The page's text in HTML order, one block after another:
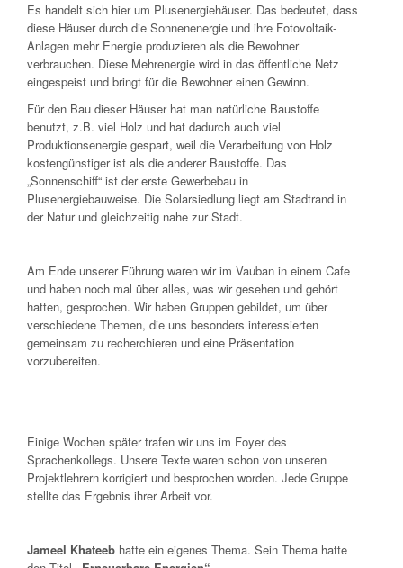
Es handelt sich hier um Plusenergiehäuser. Das bedeutet, dass
diese Häuser durch die Sonnenenergie und ihre Fotovoltaik-
Anlagen mehr Energie produzieren als die Bewohner
verbrauchen. Diese Mehrenergie wird in das öffentliche Netz
eingespeist und bringt für die Bewohner einen Gewinn.
Für den Bau dieser Häuser hat man natürliche Baustoffe
benutzt, z.B. viel Holz und hat dadurch auch viel
Produktionsenergie gespart, weil die Verarbeitung von Holz
kostengünstiger ist als die anderer Baustoffe. Das
„Sonnenschiff“ ist der erste Gewerbebau in
Plusenergiebauweise. Die Solarsiedlung liegt am Stadtrand in
der Natur und gleichzeitig nahe zur Stadt.
Am Ende unserer Führung waren wir im Vauban in einem Cafe
und haben noch mal über alles, was wir gesehen und gehört
hatten, gesprochen. Wir haben Gruppen gebildet, um über
verschiedene Themen, die uns besonders interessierten
gemeinsam zu recherchieren und eine Präsentation
vorzubereiten.
Einige Wochen später trafen wir uns im Foyer des
Sprachenkollegs. Unsere Texte waren schon von unseren
Projektlehrern korrigiert und besprochen worden. Jede Gruppe
stellte das Ergebnis ihrer Arbeit vor.
Jameel Khateeb hatte ein eigenes Thema. Sein Thema hatte